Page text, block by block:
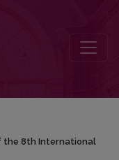
the 8th International